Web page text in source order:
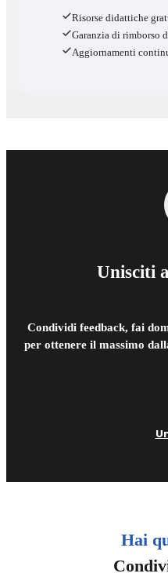
Risorse didattiche
Garanzia di rimborso
Aggiornamenti
Unisciti
Condividi feedback, fai
per ottenere il massimo
Hai